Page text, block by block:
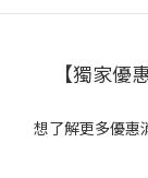
【獨家
想了解更多優惠